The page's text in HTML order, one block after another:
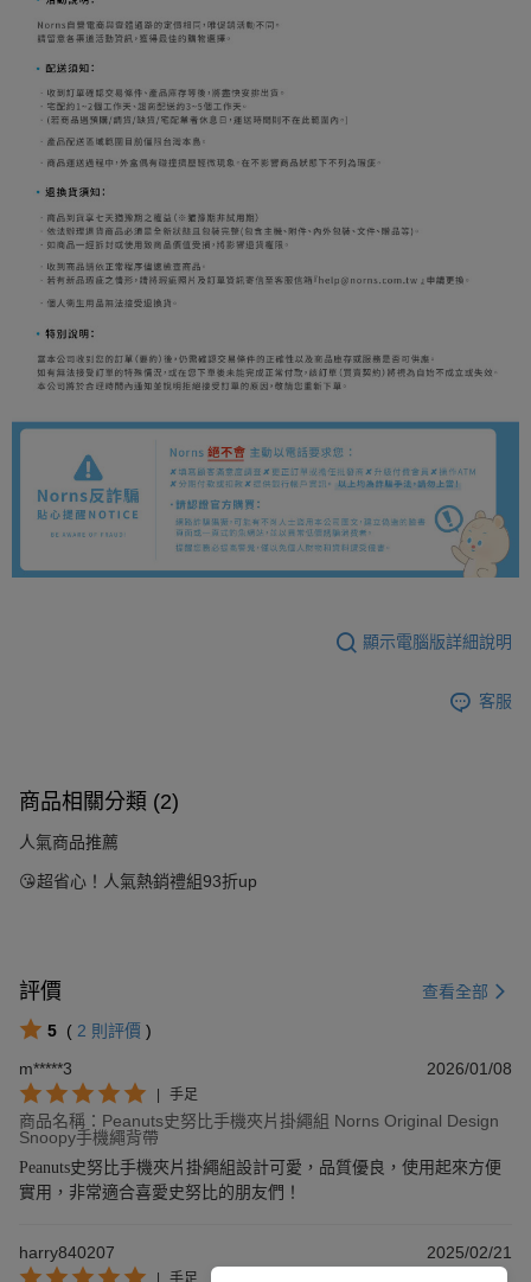
顯示電腦版詳細說明
客服
商品相關分類 (2)
人氣商品推薦
😘超省心！人氣熱銷禮組93折up
評價 查看全部
5 ( 2 則評價 )
m*****3
2026/01/08
| 手足
商品名稱：Peanuts史努比手機夾片掛繩組 Norns Original Design
Snoopy手機繩背帶
Peanuts史努比手機夾片掛繩組設計可愛，品質優良，使用起來方便
實用，非常適合喜愛史努比的朋友們！
harry840207 2025/02/21
| 手足